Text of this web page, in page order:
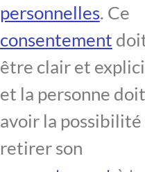
personnelles. Ce
consentement
être clair et
et la personne doit
avoir la possibilité
retirer son